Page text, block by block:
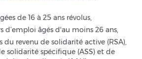
de 16 à 25 ans révolus,
d’emploi âgés d'au moins 26 ans,
du revenu de solidarité active (RSA),
solidarité spécifique (ASS) et de